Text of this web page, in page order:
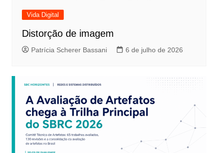
Vida Digital
Distorção de imagem
Patrícia Scherer Bassani 6 de julho de 2026